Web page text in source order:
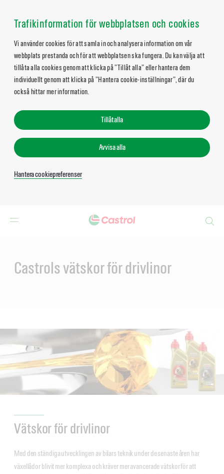
Trafikinformation för webbplatsen och cookies
Vi använder cookies för att samla in och analysera information om vår
webbplats prestanda och för att webbplatsen ska fungera. Du kan välja att
tillåta alla cookies genom att klicka på ”Tillåt alla” eller hantera dem
individuellt genom att klicka på ”Hantera cookie-inställningar”, där du
också hittar mer information.
Tillåt alla
Avvisa alla
Hantera cookiepreferenser
Castrols vätskor för drivlinor
Vätskor för drivlinor
Med den ständiga utvecklingen av bilars teknik under de senaste åren har
växellådor blivit mer komplexa och kräver mer avancerade vätskor för att